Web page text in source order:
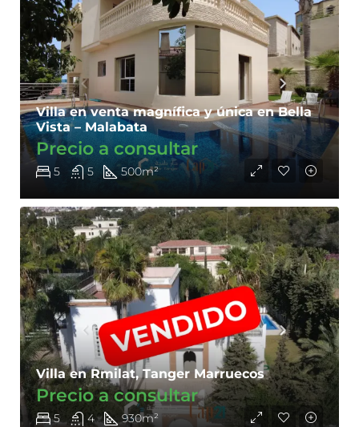
Villa en venta magnífica y única en Bella
Vista – Malabata
5 5 500m²
Precio a consultar
Villa en Rmilat, Tanger Marruecos
5 4 930m²
Precio a consultar